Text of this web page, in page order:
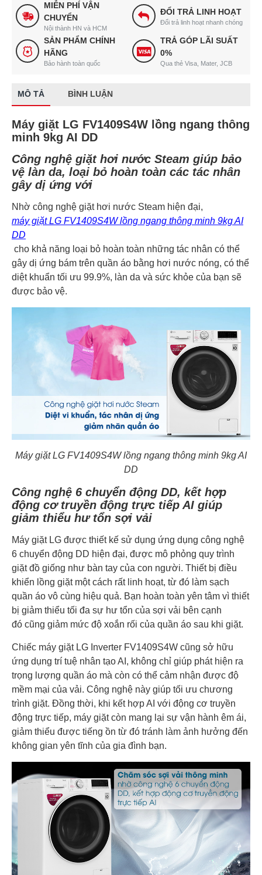
MIỄN PHÍ VẬN
CHUYỂN
Nội thành HN và HCM
ĐỔI TRẢ LINH HOẠT
Đổi trả linh hoạt nhanh chóng
SẢN PHẨM CHÍNH
HÃNG
Bảo hành toàn quốc
TRẢ GÓP LÃI SUẤT
0%
Qua thẻ Visa, Mater, JCB
MÔ TẢ BÌNH LUẬN
Máy giặt LG FV1409S4W lồng ngang thông
minh 9kg AI DD
Công nghệ giặt hơi nước Steam giúp bảo
vệ làn da, loại bỏ hoàn toàn các tác nhân
gây dị ứng với
Nhờ công nghệ giặt hơi nước Steam hiện đại,
máy giặt LG FV1409S4W lồng ngang thông minh 9kg AI
DD
cho khả năng loại bỏ hoàn toàn những tác nhân có thể
gây dị ứng bám trên quần áo bằng hơi nước nóng, có thể
diệt khuẩn tối ưu 99.9%, làn da và sức khỏe của bạn sẽ
được bảo vệ.
Máy giặt LG FV1409S4W lồng ngang thông minh 9kg AI
DD
Công nghệ 6 chuyển động DD, kết hợp
động cơ truyền động trực tiếp AI giúp
giảm thiểu hư tổn sợi vải
Máy giặt LG được thiết kế sử dụng ứng dụng công nghệ
6 chuyển động DD hiện đại, được mô phỏng quy trình
giặt đồ giống như bàn tay của con người. Thiết bị điều
khiển lồng giặt một cách rất linh hoạt, từ đó làm sạch
quần áo vô cùng hiệu quả. Bạn hoàn toàn yên tâm vì thiết
bị giảm thiểu tối đa sự hư tổn của sợi vải bên cạnh
đó cũng giảm mức độ xoắn rối của quần áo sau khi giặt.
Chiếc máy giặt LG Inverter FV1409S4W cũng sở hữu
ứng dụng trí tuệ nhân tạo AI, không chỉ giúp phát hiện ra
trọng lượng quần áo mà còn có thể cảm nhận được độ
mềm mại của vải. Công nghệ này giúp tối ưu chương
trình giặt. Đồng thời, khi kết hợp AI với động cơ truyền
động trực tiếp, máy giặt còn mang lại sự vận hành êm ái,
giảm thiểu được tiếng ồn từ đó tránh làm ảnh hưởng đến
không gian yên tĩnh của gia đình bạn.